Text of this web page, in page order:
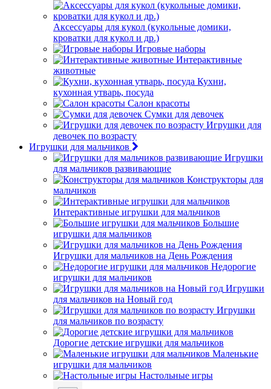
Аксессуары для кукол (кукольные домики,
кроватки для кукол и др.)
Игровые наборы
Интерактивные
животные
Кухни,
кухонная утварь, посуда
Салон красоты
Сумки для девочек
Игрушки для
девочек по возрасту
Игрушки для мальчиков
Игрушки
для мальчиков развивающие
Конструкторы для
мальчиков
Интерактивные игрушки для мальчиков
Большие
игрушки для мальчиков
Игрушки для мальчиков на День Рождения
Недорогие
игрушки для мальчиков
Игрушки
для мальчиков на Новый год
Игрушки
для мальчиков по возрасту
Дорогие детские игрушки для мальчиков
Маленькие
игрушки для мальчиков
Настольные игры